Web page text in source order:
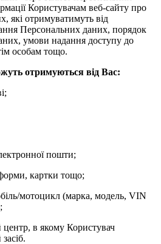
Користувачам веб-сайту про
які отримуватимуть від
Персональних даних, порядок
умови надання доступу до
особам тощо.
отримуються від Вас:
пошти;
картки тощо;
мотоцикл (марка, модель, VIN
центр, в якому Користувач